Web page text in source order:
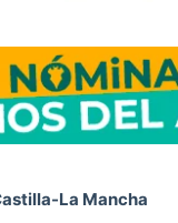
La Mancha